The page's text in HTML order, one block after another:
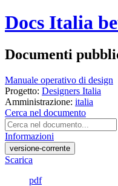
Docs Italia
Documenti
Manuale operativo di design
Progetto: Designers Italia
Amministrazione: italia
Cerca nel documento
Informazioni
versione-corrente
Scarica
pdf